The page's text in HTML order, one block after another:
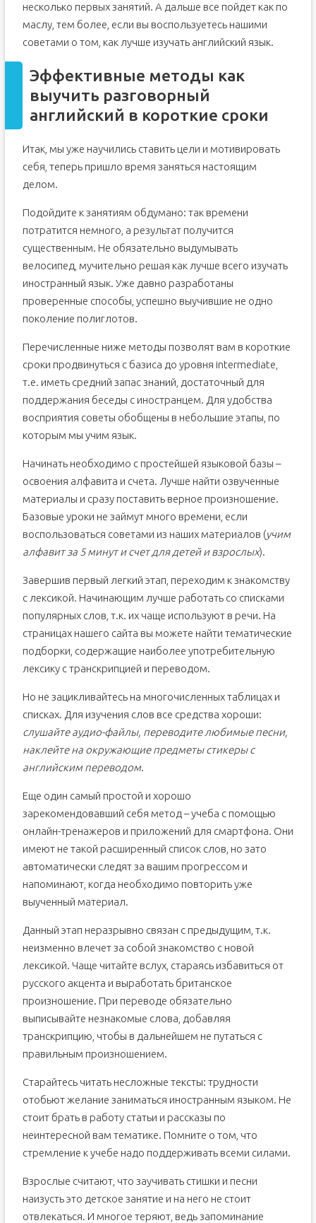
несколько первых занятий. А дальше все пойдет как по
маслу, тем более, если вы воспользуетесь нашими
советами о том, как лучше изучать английский язык.
Эффективные методы как
выучить разговорный
английский в короткие сроки
Итак, мы уже научились ставить цели и мотивировать
себя, теперь пришло время заняться настоящим
делом.
Подойдите к занятиям обдумано: так времени
потратится немного, а результат получится
существенным. Не обязательно выдумывать
велосипед, мучительно решая как лучше всего изучать
иностранный язык. Уже давно разработаны
проверенные способы, успешно выучившие не одно
поколение полиглотов.
Перечисленные ниже методы позволят вам в короткие
сроки продвинуться с базиса до уровня intermediate,
т.е. иметь средний запас знаний, достаточный для
поддержания беседы с иностранцем. Для удобства
восприятия советы обобщены в небольшие этапы, по
которым мы учим язык.
Начинать необходимо с простейшей языковой базы –
освоения алфавита и счета. Лучше найти озвученные
материалы и сразу поставить верное произношение.
Базовые уроки не займут много времени, если
воспользоваться советами из наших материалов (учим
алфавит за 5 минут и счет для детей и взрослых).
Завершив первый легкий этап, переходим к знакомству
с лексикой. Начинающим лучше работать со списками
популярных слов, т.к. их чаще используют в речи. На
страницах нашего сайта вы можете найти тематические
подборки, содержащие наиболее употребительную
лексику с транскрипцией и переводом.
Но не зацикливайтесь на многочисленных таблицах и
списках. Для изучения слов все средства хороши:
слушайте аудио-файлы, переводите любимые песни,
наклейте на окружающие предметы стикеры с
английским переводом.
Еще один самый простой и хорошо
зарекомендовавший себя метод – учеба с помощью
онлайн-тренажеров и приложений для смартфона. Они
имеют не такой расширенный список слов, но зато
автоматически следят за вашим прогрессом и
напоминают, когда необходимо повторить уже
выученный материал.
Данный этап неразрывно связан с предыдущим, т.к.
неизменно влечет за собой знакомство с новой
лексикой. Чаще читайте вслух, стараясь избавиться от
русского акцента и выработать британское
произношение. При переводе обязательно
выписывайте незнакомые слова, добавляя
транскрипцию, чтобы в дальнейшем не путаться с
правильным произношением.
Старайтесь читать несложные тексты: трудности
отобьют желание заниматься иностранным языком. Не
стоит брать в работу статьи и рассказы по
неинтересной вам тематике. Помните о том, что
стремление к учебе надо поддерживать всеми силами.
Взрослые считают, что заучивать стишки и песни
наизусть это детское занятие и на него не стоит
отвлекаться. И многое теряют, ведь запоминание